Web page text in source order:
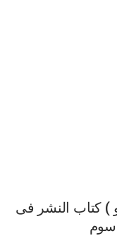
کتاب النشر فی
سوم